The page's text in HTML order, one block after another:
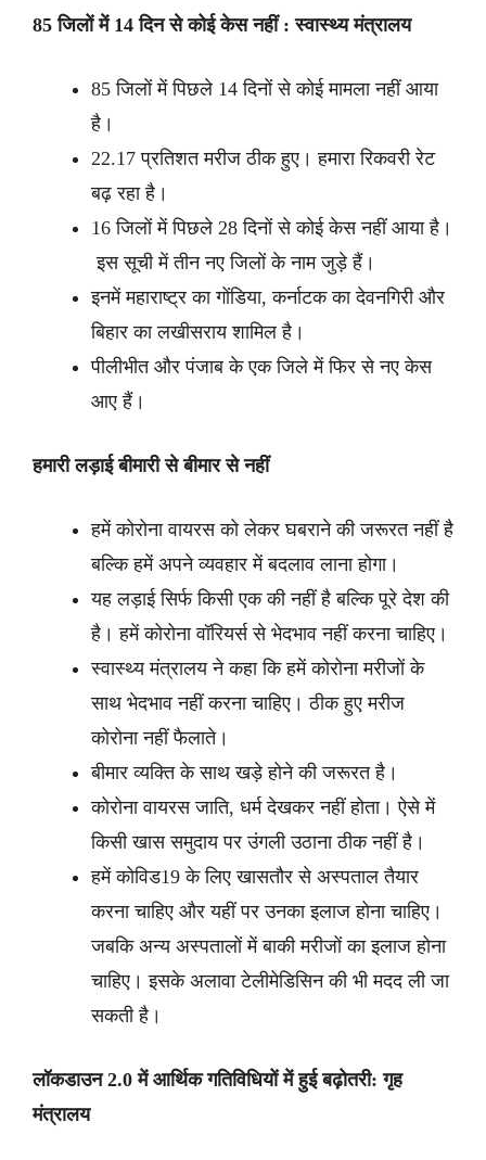
85 जिलों में 14 दिन से कोई केस नहीं : स्वास्थ्य मंत्रालय
85 जिलों में पिछले 14 दिनों से कोई मामला नहीं आया
है।
22.17 प्रतिशत मरीज ठीक हुए। हमारा रिकवरी रेट
बढ़ रहा है।
16 जिलों में पिछले 28 दिनों से कोई केस नहीं आया है।
इस सूची में तीन नए जिलों के नाम जुड़े हैं।
इनमें महाराष्ट्र का गोंडिया, कर्नाटक का देवनगिरी और
बिहार का लखीसराय शामिल है।
पीलीभीत और पंजाब के एक जिले में फिर से नए केस
आए हैं।
हमारी लड़ाई बीमारी से बीमार से नहीं
हमें कोरोना वायरस को लेकर घबराने की जरूरत नहीं है
बल्कि हमें अपने व्यवहार में बदलाव लाना होगा।
यह लड़ाई सिर्फ किसी एक की नहीं है बल्कि पूरे देश की
है। हमें कोरोना वॉरियर्स से भेदभाव नहीं करना चाहिए।
स्वास्थ्य मंत्रालय ने कहा कि हमें कोरोना मरीजों के
साथ भेदभाव नहीं करना चाहिए। ठीक हुए मरीज
कोरोना नहीं फैलाते।
बीमार व्यक्ति के साथ खड़े होने की जरूरत है।
कोरोना वायरस जाति, धर्म देखकर नहीं होता। ऐसे में
किसी खास समुदाय पर उंगली उठाना ठीक नहीं है।
हमें कोविड19 के लिए खासतौर से अस्पताल तैयार
करना चाहिए और यहीं पर उनका इलाज होना चाहिए।
जबकि अन्य अस्पतालों में बाकी मरीजों का इलाज होना
चाहिए। इसके अलावा टेलीमेडिसिन की भी मदद ली जा
सकती है।
लॉकडाउन 2.0 में आर्थिक गतिविधियों में हुई बढ़ोतरी: गृह
मंत्रालय